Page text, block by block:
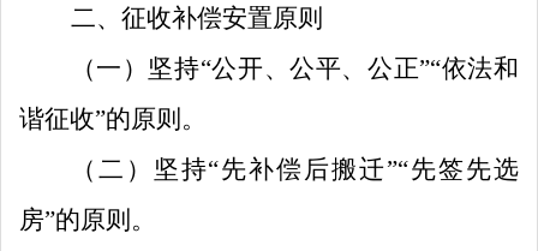
二、征收补偿安置原则
（一） 坚持“公开、公平、公正”“依法和
谐征收”的原则 。
（二）
坚持“先补偿后搬迁”“先签先选
房”的原则 。